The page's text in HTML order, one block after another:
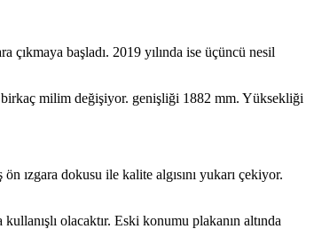
başladı. 2019 yılında ise üçüncü nesil
birkaç milim değişiyor. genişliği 1882 mm. Yüksekliği
ızgara dokusu ile kalite algısını yukarı çekiyor.
olacaktır. Eski konumu plakanın altında